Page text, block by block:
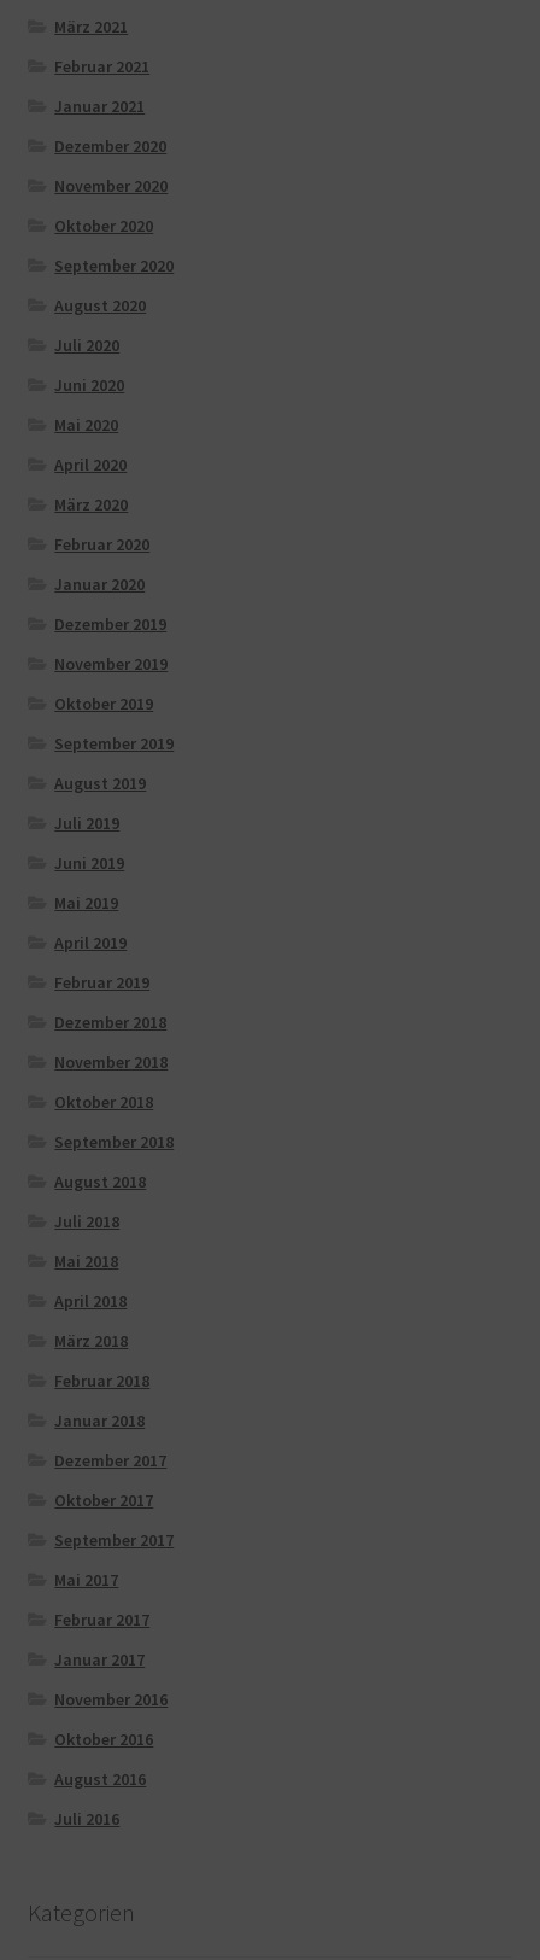
März 2021
Februar 2021
Januar 2021
Dezember 2020
November 2020
Oktober 2020
September 2020
August 2020
Juli 2020
Juni 2020
Mai 2020
April 2020
März 2020
Februar 2020
Januar 2020
Dezember 2019
November 2019
Oktober 2019
September 2019
August 2019
Juli 2019
Juni 2019
Mai 2019
April 2019
Februar 2019
Dezember 2018
November 2018
Oktober 2018
September 2018
August 2018
Juli 2018
Mai 2018
April 2018
März 2018
Februar 2018
Januar 2018
Dezember 2017
Oktober 2017
September 2017
Mai 2017
Februar 2017
Januar 2017
November 2016
Oktober 2016
August 2016
Juli 2016
Kategorien